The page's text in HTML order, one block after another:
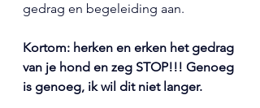
gedrag en begeleiding aan.
Kortom: herken en erken het gedrag
van je hond en zeg STOP!!! Genoeg
is genoeg, ik wil dit niet langer.